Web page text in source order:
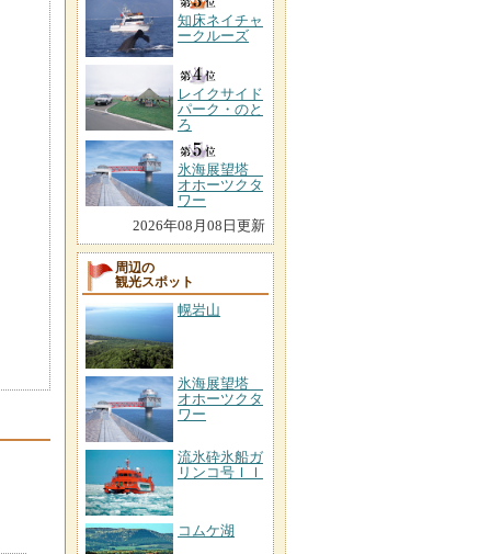
知床ネイチャ
ークルーズ
レイクサイド
パーク・のと
ろ
氷海展望塔
オホーツクタ
ワー
2026年08月08日更新
周辺の
観光スポット
幌岩山
氷海展望塔
オホーツクタ
ワー
流氷砕氷船ガ
リンコ号ＩＩ
コムケ湖